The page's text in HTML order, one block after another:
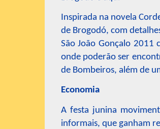
Inspirada na novela
de Brogodó, com
São João Gonçalo 2011
onde poderão ser
de Bombeiros, além de
Economia
A festa junina
informais, que ganham